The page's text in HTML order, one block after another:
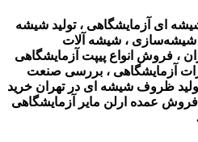
ای آزمایشگاهی ، تولید شیشه
شیشه‌سازی ، شیشه آلات
، فروش انواع پیپت آزمایشگاهی
آزمایشگاهی ، بررسی صنعت
ظروف شیشه ای در تهران خرید
عمده ارلن مایر آزمایشگاهی